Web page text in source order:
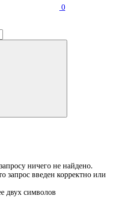
0
ничего не найдено.
запрос введен корректно или
двух символов